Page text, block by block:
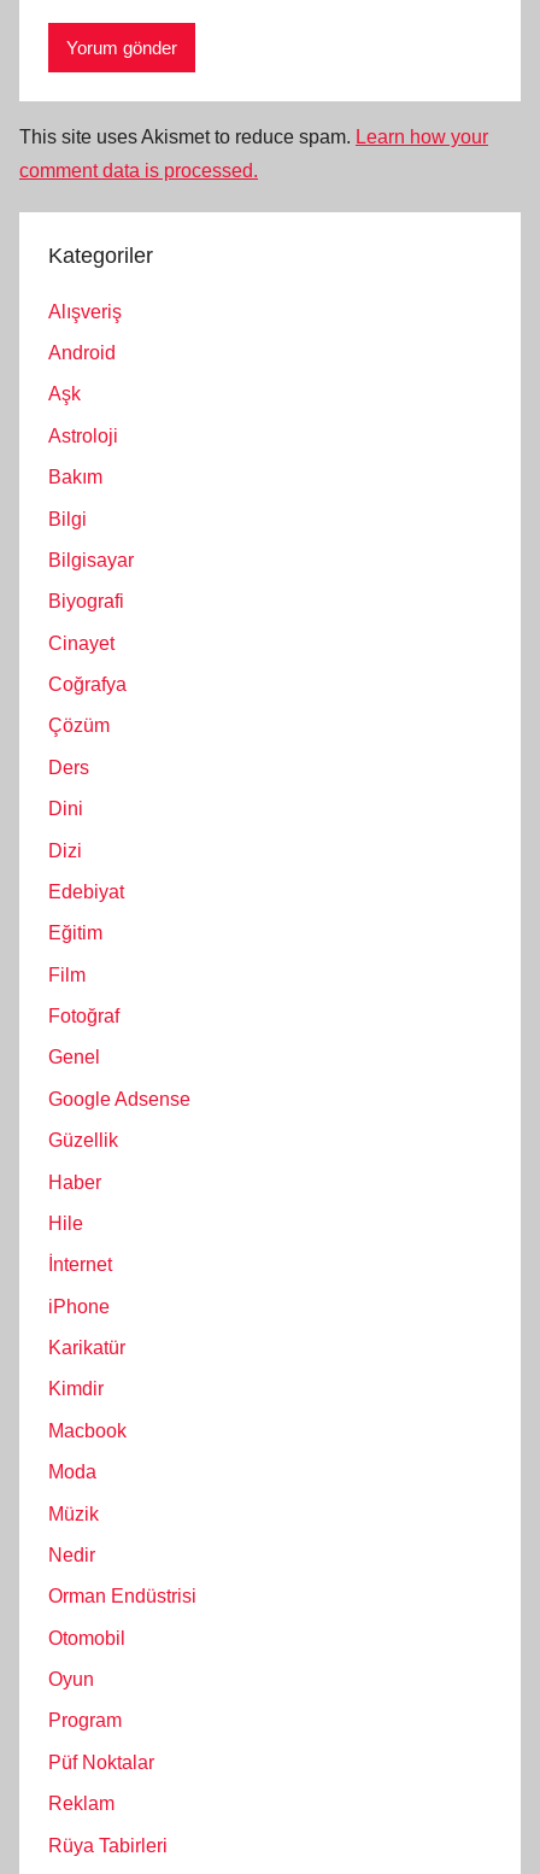
This site uses Akismet to reduce spam. Learn how your
comment data is processed.
Kategoriler
Alışveriş
Android
Aşk
Astroloji
Bakım
Bilgi
Bilgisayar
Biyografi
Cinayet
Coğrafya
Çözüm
Ders
Dini
Dizi
Edebiyat
Eğitim
Film
Fotoğraf
Genel
Google Adsense
Güzellik
Haber
Hile
İnternet
iPhone
Karikatür
Kimdir
Macbook
Moda
Müzik
Nedir
Orman Endüstrisi
Otomobil
Oyun
Program
Püf Noktalar
Reklam
Rüya Tabirleri